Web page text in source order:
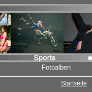
Fotoalben
Startseite ::